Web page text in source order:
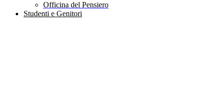
Officina del Pensiero
Studenti e Genitori